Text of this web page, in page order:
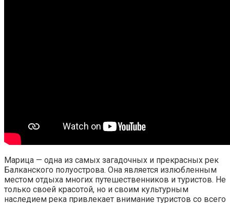
Марица — одна из самых загадочных и прекрасных рек
Балканского полуострова. Она является излюбленным
местом отдыха многих путешественников и туристов. Не
только своей красотой, но и своим культурным
наследием река привлекает внимание туристов со всего